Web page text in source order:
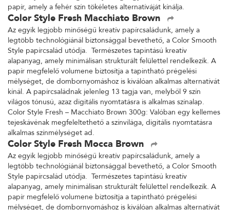
papír, amely a fehér szín tökéletes alternatíváját kínálja.
Color Style Fresh Macchiato Brown
Az egyik legjobb minőségű kreatív papírcsaládunk, amely a
legtöbb technológiánál biztonsággal bevethető, a Color Smooth
Style papírcsalád utódja. Természetes tapintású kreatív
alapanyag, amely minimálisan strukturált felülettel rendelkezik. A
papír megfelelő volumene biztosítja a tapintható prégelési
mélységet, de dombornyomáshoz is kiválóan alkalmas alternatívát
kínál. A papírcsaládnak jelenleg 13 tagja van, melyből 9 szín
világos tónusú, azaz digitális nyomtatásra is alkalmas színalap.
Color Style Fresh – Macchiato Brown 300g: Valóban egy kellemes
tejeskávénak megfeleltethető a színvilága, digitális nyomtatásra
alkalmas színmélységet ad.
Color Style Fresh Mocca Brown
Az egyik legjobb minőségű kreatív papírcsaládunk, amely a
legtöbb technológiánál biztonsággal bevethető, a Color Smooth
Style papírcsalád utódja. Természetes tapintású kreatív
alapanyag, amely minimálisan strukturált felülettel rendelkezik. A
papír megfelelő volumene biztosítja a tapintható prégelési
mélységet, de dombornyomáshoz is kiválóan alkalmas alternatívát